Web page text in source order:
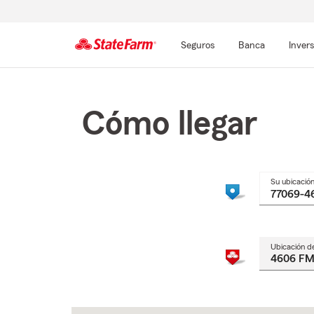
Seguros Banca
Cómo llegar
Su ubicación
Ubicación